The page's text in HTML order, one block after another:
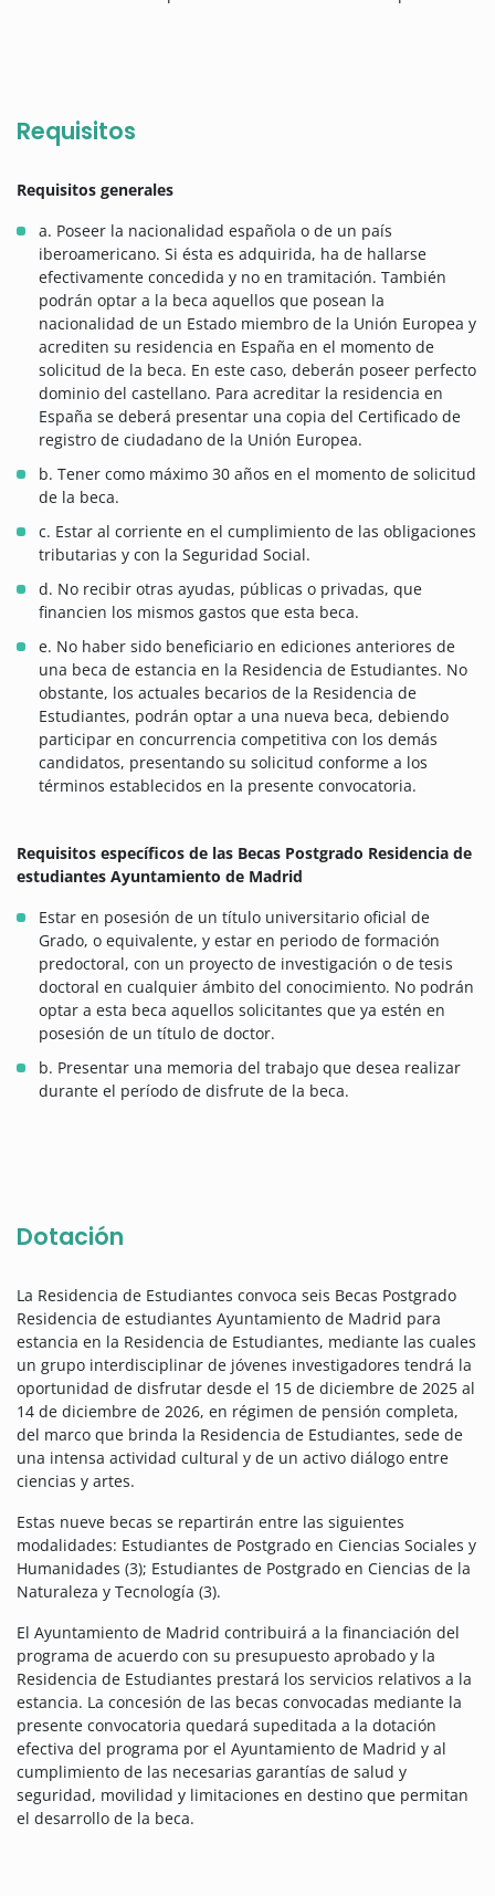
Requisitos
Requisitos generales
a. Poseer la nacionalidad española o de un país
iberoamericano. Si ésta es adquirida, ha de hallarse
efectivamente concedida y no en tramitación. También
podrán optar a la beca aquellos que posean la
nacionalidad de un Estado miembro de la Unión Europea y
acrediten su residencia en España en el momento de
solicitud de la beca. En este caso, deberán poseer perfecto
dominio del castellano. Para acreditar la residencia en
España se deberá presentar una copia del Certificado de
registro de ciudadano de la Unión Europea.
b. Tener como máximo 30 años en el momento de solicitud
de la beca.
c. Estar al corriente en el cumplimiento de las obligaciones
tributarias y con la Seguridad Social.
d. No recibir otras ayudas, públicas o privadas, que
financien los mismos gastos que esta beca.
e. No haber sido beneficiario en ediciones anteriores de
una beca de estancia en la Residencia de Estudiantes. No
obstante, los actuales becarios de la Residencia de
Estudiantes, podrán optar a una nueva beca, debiendo
participar en concurrencia competitiva con los demás
candidatos, presentando su solicitud conforme a los
términos establecidos en la presente convocatoria.
Requisitos específicos de las Becas Postgrado Residencia de
estudiantes Ayuntamiento de Madrid
Estar en posesión de un título universitario oficial de
Grado, o equivalente, y estar en periodo de formación
predoctoral, con un proyecto de investigación o de tesis
doctoral en cualquier ámbito del conocimiento. No podrán
optar a esta beca aquellos solicitantes que ya estén en
posesión de un título de doctor.
b. Presentar una memoria del trabajo que desea realizar
durante el período de disfrute de la beca.
Dotación
La Residencia de Estudiantes convoca seis Becas Postgrado
Residencia de estudiantes Ayuntamiento de Madrid para
estancia en la Residencia de Estudiantes, mediante las cuales
un grupo interdisciplinar de jóvenes investigadores tendrá la
oportunidad de disfrutar desde el 15 de diciembre de 2025 al
14 de diciembre de 2026, en régimen de pensión completa,
del marco que brinda la Residencia de Estudiantes, sede de
una intensa actividad cultural y de un activo diálogo entre
ciencias y artes.
Estas nueve becas se repartirán entre las siguientes
modalidades: Estudiantes de Postgrado en Ciencias Sociales y
Humanidades (3); Estudiantes de Postgrado en Ciencias de la
Naturaleza y Tecnología (3).
El Ayuntamiento de Madrid contribuirá a la financiación del
programa de acuerdo con su presupuesto aprobado y la
Residencia de Estudiantes prestará los servicios relativos a la
estancia. La concesión de las becas convocadas mediante la
presente convocatoria quedará supeditada a la dotación
efectiva del programa por el Ayuntamiento de Madrid y al
cumplimiento de las necesarias garantías de salud y
seguridad, movilidad y limitaciones en destino que permitan
el desarrollo de la beca.